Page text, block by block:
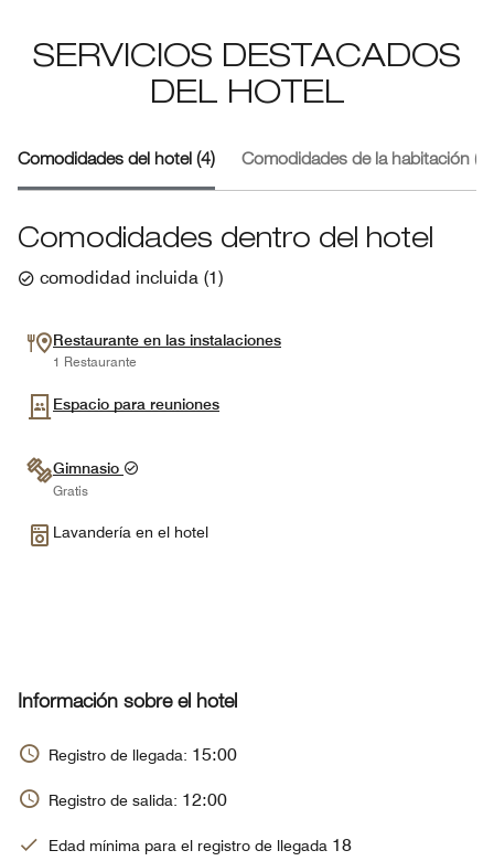
SERVICIOS DESTACADOS
DEL HOTEL
Comodidades del hotel (4) Comodidades de la habitación (2)
Comodidades dentro del hotel
comodidad incluida (1)
Restaurante en las instalaciones
1 Restaurante
Espacio para reuniones
Gimnasio
Gratis
Lavandería en el hotel
Información sobre el hotel
Registro de llegada: 15:00
Registro de salida: 12:00
Edad mínima para el registro de llegada 18